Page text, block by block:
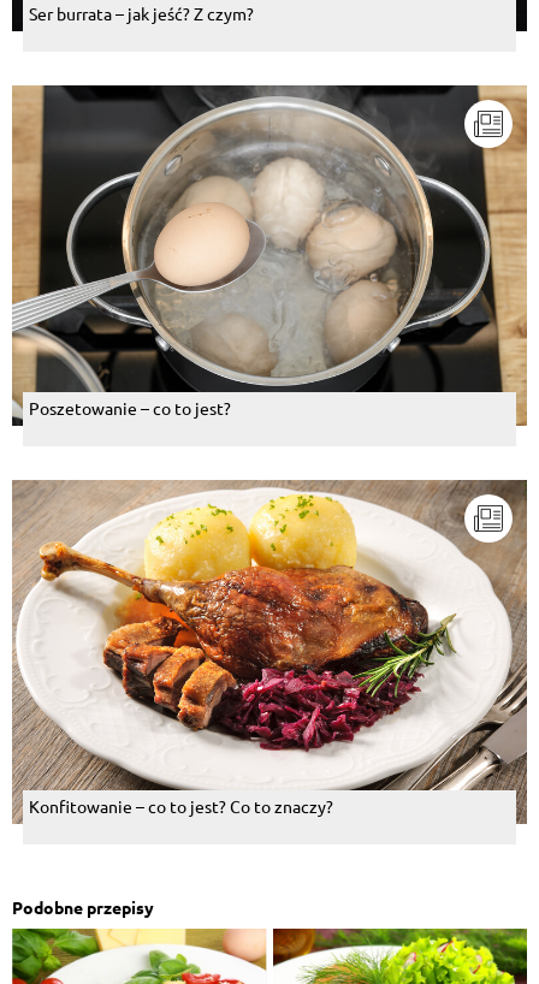
Ser burrata – jak jeść? Z czym?
Poszetowanie – co to jest?
Konfitowanie – co to jest? Co to znaczy?
Podobne przepisy